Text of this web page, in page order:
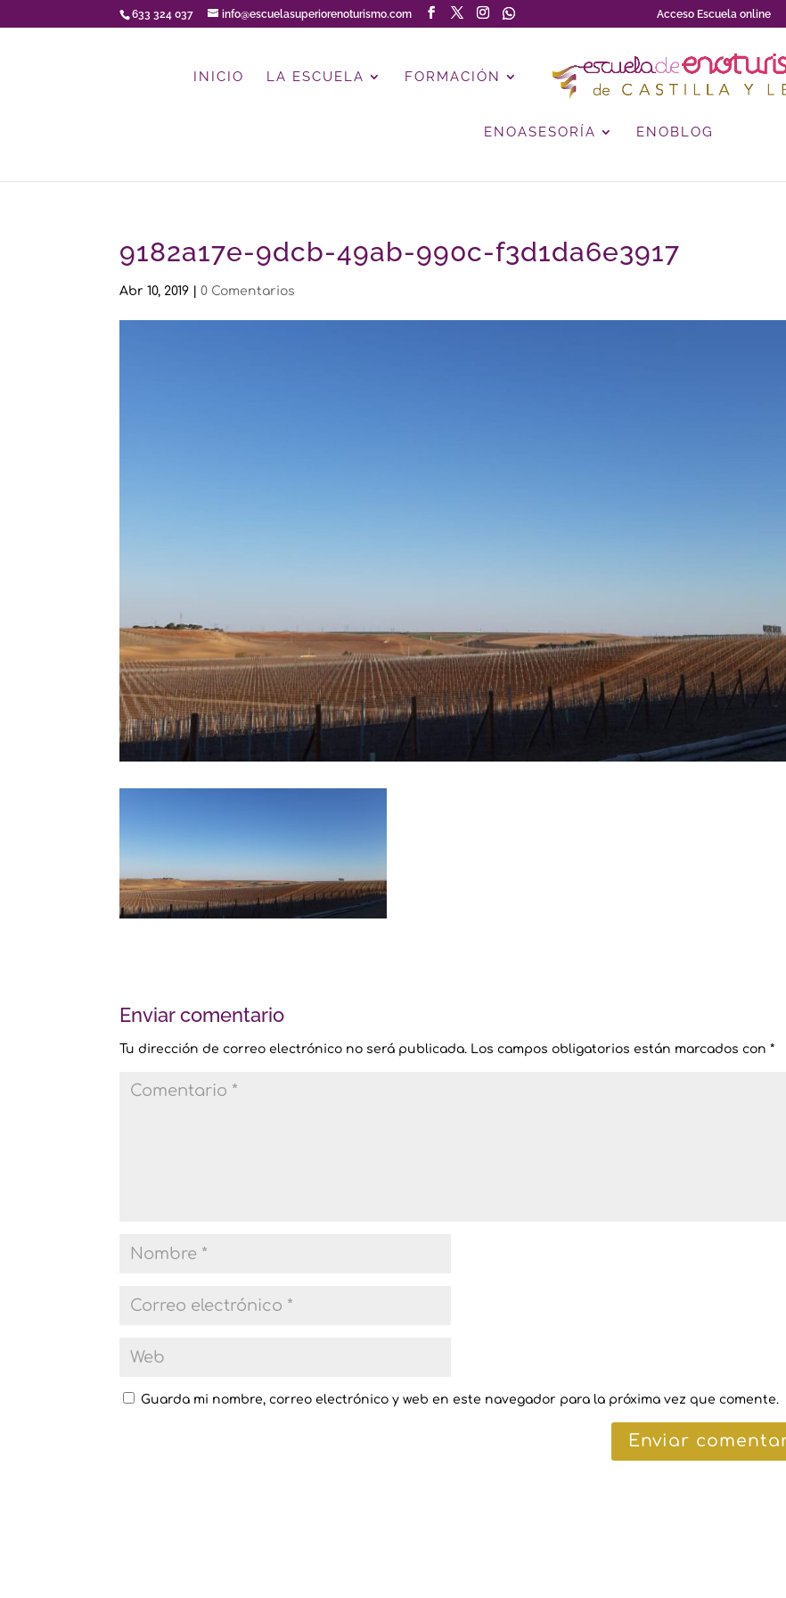
633 324 037 info@escuelasuperiorenoturismo.com Acceso Escuela online
INICIO LA ESCUELA FORMACIÓN
ENOASESORÍA ENOBLOG
9182a17e-9dcb-49ab-990c-f3d1da6e3917
Abr 10, 2019 |0 Comentarios
Enviar comentario
Tu dirección de correo electrónico no será publicada. Los campos obligatorios están marcados con*
Guarda mi nombre, correo electrónico y web en este navegador para la próxima vez que comente.